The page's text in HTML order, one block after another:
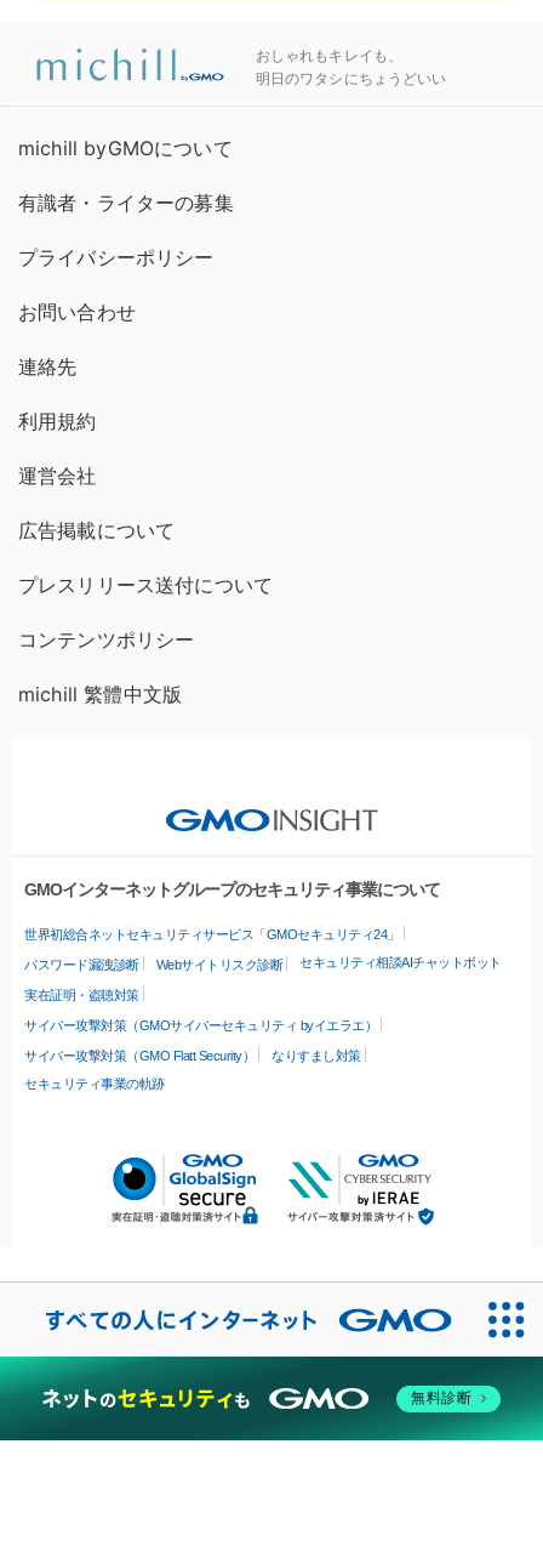
おしゃれもキレイも、
明日のワタシにちょうどいい
michill byGMOについて
有識者・ライターの募集
プライバシーポリシー
お問い合わせ
連絡先
利用規約
運営会社
広告掲載について
プレスリリース送付について
コンテンツポリシー
michill 繁體中文版
GMOインターネットグループのセキュリティ事業について
世界初総合ネットセキュリティサービス「GMOセキュリティ24」
パスワード漏洩診断 Webサイトリスク診断 セキュリティ相談AIチャットボット
実在証明・盗聴対策
サイバー攻撃対策（GMOサイバーセキュリティ byイエラエ）
サイバー攻撃対策（GMO Flatt Security）
なりすまし対策
セキュリティ事業の軌跡
無料診断